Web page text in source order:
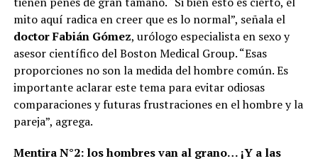
mito aquí radica en creer que es lo normal”, señala el
doctor Fabián Gómez, urólogo especialista en sexo y
asesor científico del Boston Medical Group. “Esas
proporciones no son la medida del hombre común. Es
importante aclarar este tema para evitar odiosas
comparaciones y futuras frustraciones en el hombre y la
pareja”, agrega.
Mentira N°2: los hombres van al grano… ¡Y a las